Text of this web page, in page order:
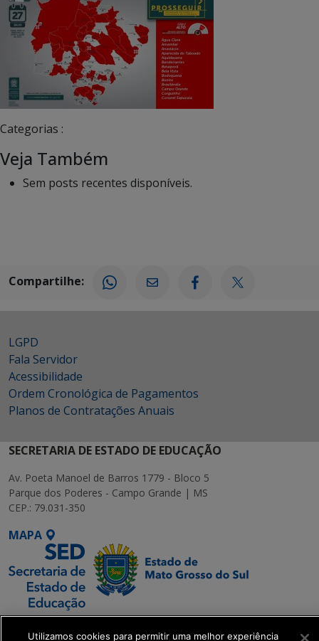
Categorias :
Veja Também
Sem posts recentes disponíveis.
Compartilhe:
LGPD
Fala Servidor
Acessibilidade
Ordem Cronológica de Pagamentos
Planos de Contratações Anuais
SECRETARIA DE ESTADO DE EDUCAÇÃO
Av. Poeta Manoel de Barros 1779 - Bloco 5
Parque dos Poderes - Campo Grande | MS
CEP.: 79.031-350
MAPA
Utilizamos cookies para permitir uma melhor experiência